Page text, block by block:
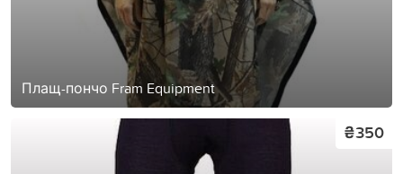
Плащ-пончо Fram Equipment
₴350